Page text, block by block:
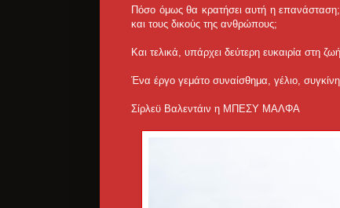
Πόσο όμως θα κρατήσει αυτή η
και τους δικούς της ανθρώπους;
Και τελικά, υπάρχει δεύτερη ευκαιρία στη
Ένα έργο γεμάτο συναίσθημα, γέλιο,
Σίρλεϋ Βαλεντάιν η ΜΠΕΣΥ ΜΑΛΦΑ